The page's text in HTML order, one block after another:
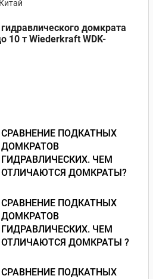
домкрата
10 т Wiederkraft WDK-
СРАВНЕНИЕ ПОДКАТНЫХ
ДОМКРАТОВ
ГИДРАВЛИЧЕСКИХ. ЧЕМ
ОТЛИЧАЮТСЯ ДОМКРАТЫ?
СРАВНЕНИЕ ПОДКАТНЫХ
ДОМКРАТОВ
ГИДРАВЛИЧЕСКИХ. ЧЕМ
ОТЛИЧАЮТСЯ ДОМКРАТЫ ?
СРАВНЕНИЕ ПОДКАТНЫХ